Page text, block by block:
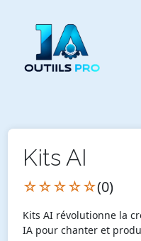
Kits AI
☆☆☆☆☆(0)
Kits AI révolutionne la
IA pour chanter et